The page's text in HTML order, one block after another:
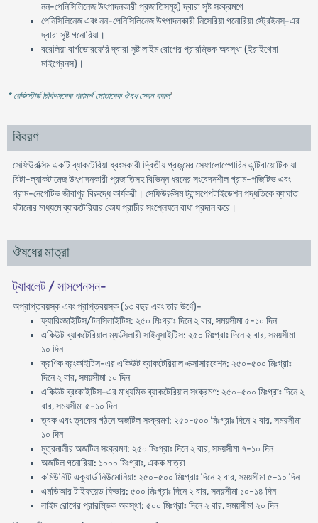
নন-পেনিসিলিনেজ উৎপাদনকারী প্রজাতিসমূহ) দ্বারা সৃষ্ট সংক্রমণে
পেনিসিলিনেজ এবং নন-পেনিসিলিনেজ উৎপাদনকারী নিসেরিয়া গনোরিয়া স্ট্রেইনস্-এর
দ্বারা সৃষ্ট গনোরিয়া।
বরেলিয়া বার্গডোরফেরি দ্বারা সৃষ্ট লাইম রোগের প্রারম্ভিক অবস্থা (ইরাইথেমা
মাইগ্রেনস)।
* রেজিস্টার্ড চিকিৎসকের পরামর্শ মোতাবেক ঔষধ সেবন করুন'
বিবরণ
সেফিউরক্সিম একটি ব্যাকটেরিয়া ধ্বংসকারী দ্বিতীয় প্রজন্মের সেফালোস্পোরিন এন্টিবায়োটিক যা
বিটা-ল্যাকটামেজ উৎপাদনকারী প্রজাতিসহ বিভিন্ন ধরনের সংবেদনশীল গ্রাম-পজিটিভ এবং
গ্রাম-নেগেটিভ জীবাণুর বিরুদ্ধে কার্যকরী। সেফিউরক্সিম ট্রান্সপেপটাইডেশন পদ্ধতিকে ব্যাঘাত
ঘটানোর মাধ্যমে ব্যাকটেরিয়ার কোষ প্রাচীর সংশ্লেষনে বাধা প্রদান করে।
ঔষধের মাত্রা
ট্যাবলেট / সাসপেনসন-
অপ্রাপ্তবয়স্ক এবং প্রাপ্তবয়স্ক (১৩ বছর এবং তার ঊর্ধে)-
ফ্যারিংজাইটিস/টনসিলাইটিস: ২৫০ মিঃগ্রাঃ দিনে ২ বার, সময়সীমা ৫-১০ দিন
একিউট ব্যাকটেরিয়াল ম্যাক্সিলারী সাইনুসাইটিস: ২৫০ মিঃগ্রাঃ দিনে ২ বার, সময়সীমা
১০ দিন
ক্রণিক ব্রংকাইটিস-এর একিউট ব্যাকটেরিয়াল এক্সাসারবেশন: ২৫০-৫০০ মিঃগ্রাঃ
দিনে ২ বার, সময়সীমা ১০ দিন
একিউট ব্রংকাইটিস-এর মাধ্যমিক ব্যাকটেরিয়াল সংক্রমণ: ২৫০-৫০০ মিঃগ্রাঃ দিনে ২
বার, সময়সীমা ৫-১০ দিন
ত্বক এবং ত্বকের গঠনে অজটিল সংক্রমণ: ২৫০-৫০০ মিঃগ্রাঃ দিনে ২ বার, সময়সীমা
১০ দিন
মূত্রনালীর অজটিল সংক্রমণ: ২৫০ মিঃগ্রাঃ দিনে ২ বার, সময়সীমা ৭-১০ দিন
অজটিল গনোরিয়া: ১০০০ মিঃগ্রাঃ, একক মাত্রা
কমিউনিটি একুয়ার্ড নিউমোনিয়া: ২৫০-৫০০ মিঃগ্রাঃ দিনে ২ বার, সময়সীমা ৫-১০ দিন
এমডিআর টাইফয়েড ফিভার: ৫০০ মিঃগ্রাঃ দিনে ২ বার, সময়সীমা ১০-১৪ দিন
লাইম রোগের প্রারম্ভিক অবস্থা: ৫০০ মিঃগ্রাঃ দিনে ২ বার, সময়সীমা ২০ দিন